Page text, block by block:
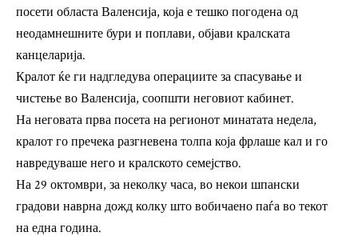
посети областа Валенсија, која е тешко погодена од
неодамнешните бури и поплави, објави кралската
канцеларија.
Кралот ќе ги надгледува операциите за спасување и
чистење во Валенсија, соопшти неговиот кабинет.
На неговата прва посета на регионот минатата недела,
кралот го пречека разгневена толпа која фрлаше кал и го
навредуваше него и кралското семејство.
На 29 октомври, за неколку часа, во некои шпански
градови наврна дожд колку што вобичаено паѓа во текот
на една година.